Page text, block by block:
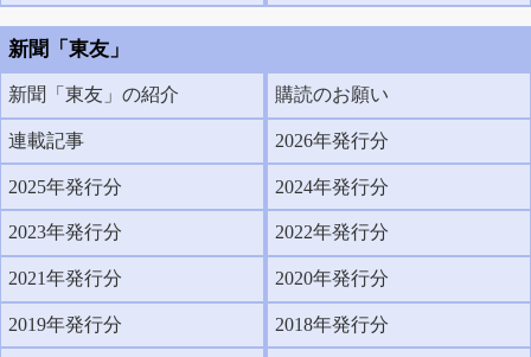
新聞「東友」
新聞「東友」の紹介 購読のお願い
連載記事 2026年発行分
2025年発行分 2024年発行分
2023年発行分 2022年発行分
2021年発行分 2020年発行分
2019年発行分 2018年発行分